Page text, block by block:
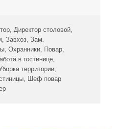
, Директор столовой,
Завхоз, Зам.
, Охранники, Повар,
в гостинице,
территории,
, Шеф повар